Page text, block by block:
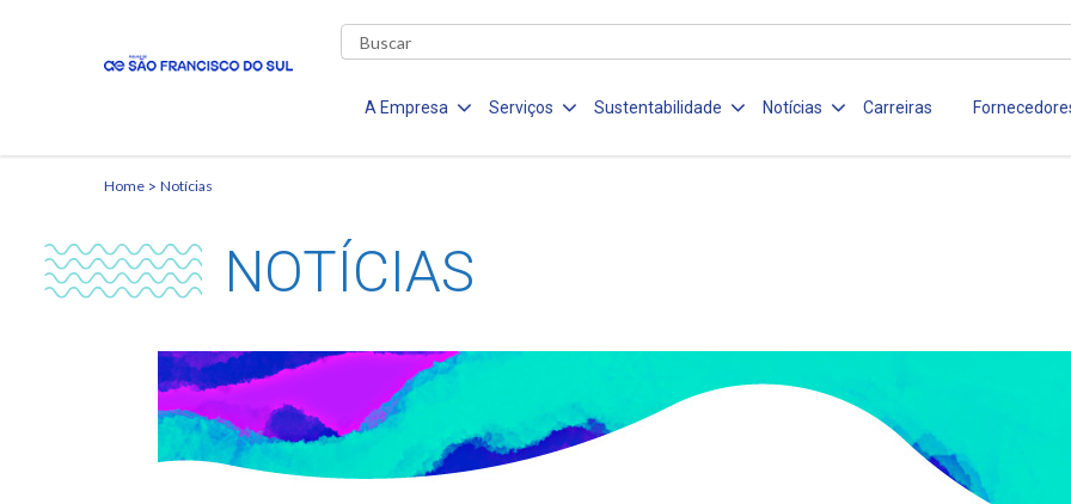
A Empresa Serviços Sustentabilidade Notícias Carreiras
Home Notícias
NOTÍCIAS